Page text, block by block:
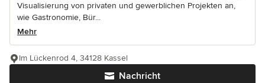
Visualisierung von privaten und gewerblichen Projekten an,
wie Gastronomie, Bür...
Mehr
Nachricht
Im Lückenrod 4, 34128 Kassel